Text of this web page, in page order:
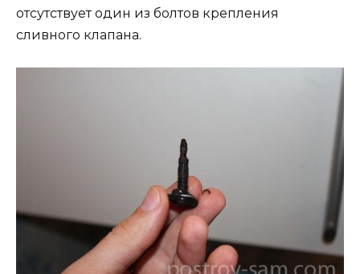
отсутствует один из болтов крепления
сливного клапана.